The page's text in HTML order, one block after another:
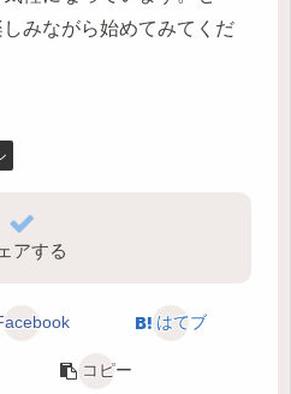
みながら始めてみてくだ
アする
はてブ
コピー